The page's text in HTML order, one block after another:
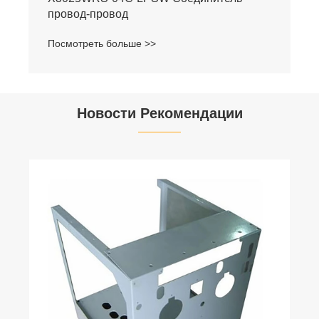
провод-провод
Посмотреть больше >>
Новости Рекомендации